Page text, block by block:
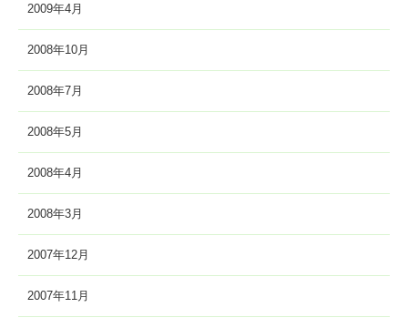
2009年4月
2008年10月
2008年7月
2008年5月
2008年4月
2008年3月
2007年12月
2007年11月